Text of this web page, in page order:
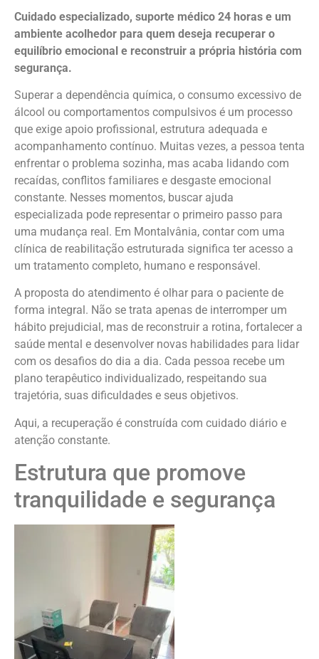
Cuidado especializado, suporte médico 24 horas e um
ambiente acolhedor para quem deseja recuperar o
equilíbrio emocional e reconstruir a própria história com
segurança.
Superar a dependência química, o consumo excessivo de
álcool ou comportamentos compulsivos é um processo
que exige apoio profissional, estrutura adequada e
acompanhamento contínuo. Muitas vezes, a pessoa tenta
enfrentar o problema sozinha, mas acaba lidando com
recaídas, conflitos familiares e desgaste emocional
constante. Nesses momentos, buscar ajuda
especializada pode representar o primeiro passo para
uma mudança real. Em Montalvânia, contar com uma
clínica de reabilitação estruturada significa ter acesso a
um tratamento completo, humano e responsável.
A proposta do atendimento é olhar para o paciente de
forma integral. Não se trata apenas de interromper um
hábito prejudicial, mas de reconstruir a rotina, fortalecer a
saúde mental e desenvolver novas habilidades para lidar
com os desafios do dia a dia. Cada pessoa recebe um
plano terapêutico individualizado, respeitando sua
trajetória, suas dificuldades e seus objetivos.
Aqui, a recuperação é construída com cuidado diário e
atenção constante.
Estrutura que promove
tranquilidade e segurança